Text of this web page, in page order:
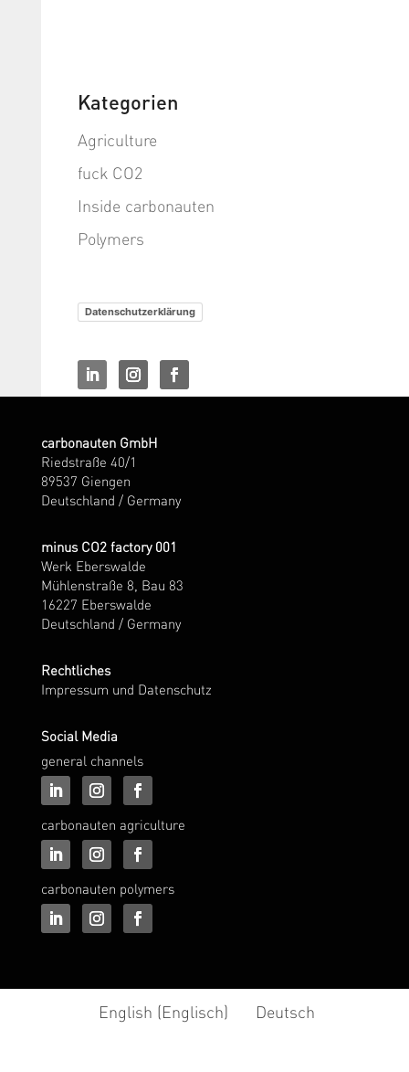
Kategorien
Agriculture
fuck CO2
Inside carbonauten
Polymers
Datenschutzerklärung
carbonauten GmbH
Riedstraße 40/1
89537 Giengen
Deutschland / Germany
minus CO2 factory 001
Werk Eberswalde
Mühlenstraße 8, Bau 83
16227 Eberswalde
Deutschland / Germany
Rechtliches
Impressum und Datenschutz
Social Media
general channels
carbonauten agriculture
carbonauten polymers
English (Englisch) Deutsch